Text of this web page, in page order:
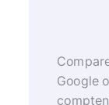
Google